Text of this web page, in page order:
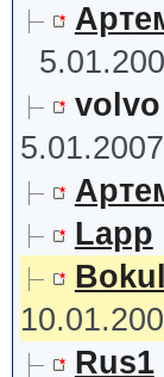
volvo
Lapp
Bokul
Rus1